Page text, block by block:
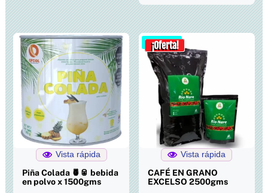
Vista rápida
Piña Colada 🍍🥫 bebida
en polvo x 1500gms
¡Oferta!
Vista rápida
CAFÉ EN GRANO
EXCELSO 2500gms